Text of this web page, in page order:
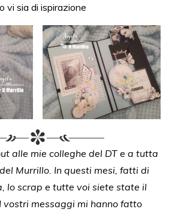
vi sia di ispirazione
alle mie colleghe del DT e a tutta
Murrillo. In questi mesi, fatti di
lo scrap e tutte voi siete state il
vostri messaggi mi hanno fatto